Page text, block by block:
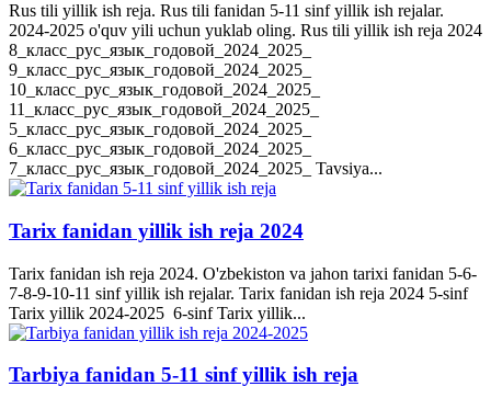
Rus tili yillik ish reja. Rus tili fanidan 5-11 sinf yillik ish rejalar.
2024-2025 o'quv yili uchun yuklab oling. Rus tili yillik ish reja 2024
8_класс_рус_язык_годовой_2024_2025_
9_класс_рус_язык_годовой_2024_2025_
10_класс_рус_язык_годовой_2024_2025_
11_класс_рус_язык_годовой_2024_2025_
5_класс_рус_язык_годовой_2024_2025_
6_класс_рус_язык_годовой_2024_2025_
7_класс_рус_язык_годовой_2024_2025_ Tavsiya...
Tarix fanidan yillik ish reja 2024
Tarix fanidan ish reja 2024. O'zbekiston va jahon tarixi fanidan 5-6-
7-8-9-10-11 sinf yillik ish rejalar. Tarix fanidan ish reja 2024 5-sinf
Tarix yillik 2024-2025 6-sinf Tarix yillik...
Tarbiya fanidan 5-11 sinf yillik ish reja